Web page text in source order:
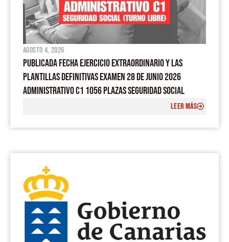
agosto 4, 2026
PUBLICADA FECHA EJERCICIO EXTRAORDINARIO Y LAS
PLANTILLAS DEFINITIVAS EXAMEN 28 DE JUNIO 2026
ADMINISTRATIVO C1 1056 PLAZAS SEGURIDAD SOCIAL
LEER MÁS